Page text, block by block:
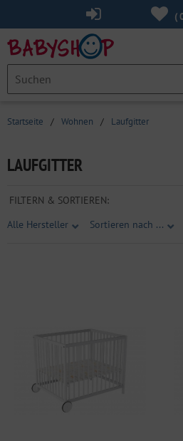
(
Startseite / Wohnen / Laufgitter
LAUFGITTER
FILTERN & SORTIEREN:
Alle Hersteller
Sortieren nach ...